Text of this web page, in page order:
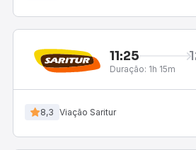
11:25
Duração: 1h 15m
8,3 Viação Saritur